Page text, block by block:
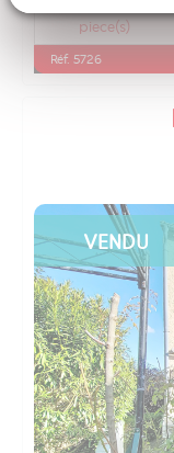
piece(s)
Réf. 5726
VENDU